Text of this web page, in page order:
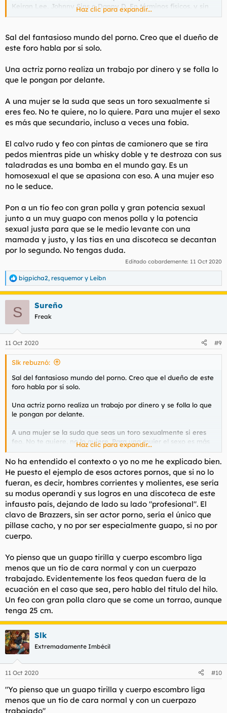
Keiran Lee, Johnny Sins o Danny D. En términos físicos, y sin
saber realmente quienes son (poca gente en España los
por un tipo normalito en todos los sentidos físicos que tendría
serias dificultades para ligar con una tía, pero lo podría hacer
de higos a brevas. Johnny Sins, es guapete de cara, pero
y esculpido. Ese se llevaría a muchas al huerto, pero no a todas,
ya que siempre habrá alguna que dirá que no es "suficiente
hirviendo. Feo, desgarbado y flaco a más no poder. Y sin
embargo, los tres, por lo que son, se han follado a las diosas
más bellas del porno por el tamaño de su entrepierna. Pero por
el físico, salvo el calvo de Brazzers, los otros dos estarían a
papeletas de pasar la noche en el calabozo por "acoso".
Ya ni hablamos del Jordi "Niño Polla", otro de Brazzers, ese
directamente, si no fuera porque también es actor porno, va
directo al 016 si se acerca a alguna pava en una disco a menos
de 2 metros de distancia.
Haz clic para expandir...
Sal del fantasioso mundo del porno. Creo que el dueño de
este foro habla por sí solo.
Una actriz porno realiza un trabajo por dinero y se folla lo
que le pongan por delante.
A una mujer se la suda que seas un toro sexualmente si
eres feo. No te quiere, no lo quiere. Para una mujer el sexo
es más que secundario, incluso a veces una fobia.
El calvo rudo y feo con pintas de camionero que se tira
pedos mientras pide un whisky doble y te destroza con sus
taladradas es una bomba en el mundo gay. Es un
homosexual el que se apasiona con eso. A una mujer eso
no le seduce.
Pon a un tío feo con gran polla y gran potencia sexual
junto a un muy guapo con menos polla y la potencia
sexual justa para que se le medio levante con una
mamada y justo, y las tias en una discoteca se decantan
por lo segundo. No tengas duda.
Editado cobardemente: 11 Oct 2020
R
e
a
e
s
bigpicha2, resquemor y Leibn
S Sureño
Freak
11 Oct 2020 #9
Slk rebuznó:
Sal del fantasioso mundo del porno. Creo que el dueño de este
foro habla por sí solo.
Una actriz porno realiza un trabajo por dinero y se folla lo que
le pongan por delante.
A una mujer se la suda que seas un toro sexualmente si eres
feo. No te quiere, no lo quiere. Para una mujer el sexo es más
que secundario, incluso a veces una fobia.
El calvo rudo y feo con pintas de camionero que se tira pedos
mientras pide un whisky doble y te destroza con sus taladradas
es una bomba en el mundo gay. Es un homosexual el que se
apasiona con eso. A una mujer eso no le seduce.
Pon a un tío feo con gran polla y gran potencia sexual junto a
un muy guapo con menos polla y la potencia sexual justa para
que se le medio levante con una mamada y justo, y las tias en
una discoteca se decantan por lo segundo. No tengas duda.
Haz clic para expandir...
No ha entendido el contexto o yo no me he explicado bien.
He puesto el ejemplo de esos actores pornos, que si no lo
fueran, es decir, hombres corrientes y molientes, ese sería
su modus operandi y sus logros en una discoteca de este
infausto país, dejando de lado su lado "profesional". El
clavo de Brazzers, sin ser actor porno, sería el único que
pillase cacho, y no por ser especialmente guapo, si no por
cuerpo.
Yo pienso que un guapo tirilla y cuerpo escombro liga
menos que un tío de cara normal y con un cuerpazo
trabajado. Evidentemente los feos quedan fuera de la
ecuación en el caso que sea, pero hablo del título del hilo.
Un feo con gran polla claro que se come un torrao, aunque
tenga 25 cm.
Slk
Extremadamente Imbécil
11 Oct 2020 #10
"Yo pienso que un guapo tirilla y cuerpo escombro liga
menos que un tío de cara normal y con un cuerpazo
trabajado"